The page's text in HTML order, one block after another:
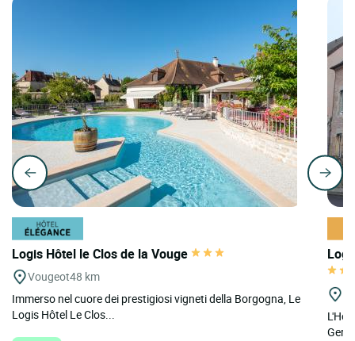
Logis Hôtel le Clos de la Vouge
Vougeot48 km
Immerso nel cuore dei prestigiosi vigneti della Borgogna, Le
Logis Hôtel Le Clos...